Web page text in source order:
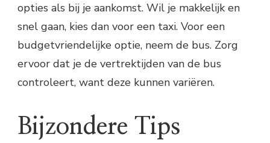
opties als bij je aankomst. Wil je makkelijk en
snel gaan, kies dan voor een taxi. Voor een
budgetvriendelijke optie, neem de bus. Zorg
ervoor dat je de vertrektijden van de bus
controleert, want deze kunnen variëren.
Bijzondere Tips